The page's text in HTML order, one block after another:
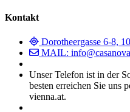
Kontakt
Dorotheergasse 6-8,
MAIL:
Unser Telefon ist in der
besten erreichen Sie uns
vienna.at.